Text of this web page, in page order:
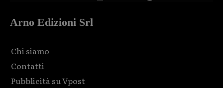
Arno Edizioni Srl
Chi siamo
Contatti
Pubblicità su Vpost